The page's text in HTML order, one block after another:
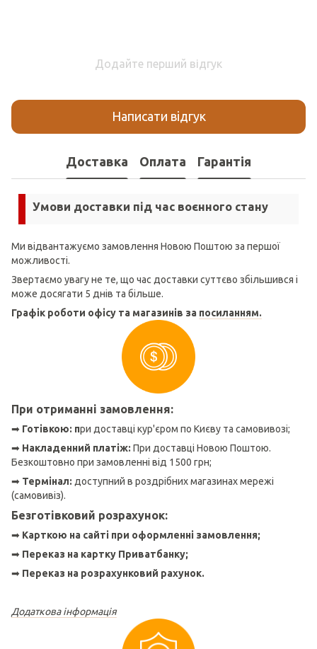
Додайте перший відгук
Написати відгук
Доставка Оплата Гарантія
Умови доставки під час воєнного стану
Ми відвантажуємо замовлення Новою Поштою за першої
можливості.
Звертаємо увагу не те, що час доставки суттєво збільшився і
може досягати 5 днів та більше.
Графік роботи офісу та магазинів за посиланням.
При отриманні замовлення:
➡ Готівкою: при доставці кур'єром по Києву та самовивозі;
➡ Накладенний платіж: При доставці Новою Поштою.
Безкоштовно при замовленні від 1500 грн;
➡ Термінал: доступний в роздрібних магазинах мережі
(самовивіз).
Безготівковий розрахунок:
➡ Карткою на сайті при оформленні замовлення;
➡ Переказ на картку Приватбанку;
➡ Переказ на розрахунковий рахунок.
Додаткова інформація